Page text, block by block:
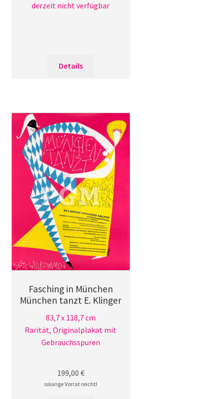
derzeit nicht verfügbar
Details
Fasching in München
München tanzt E. Klinger
83,7 x 118,7 cm
Rarität, Originalplakat mit
Gebrauchsspuren
199,00 €
solange Vorrat reicht!